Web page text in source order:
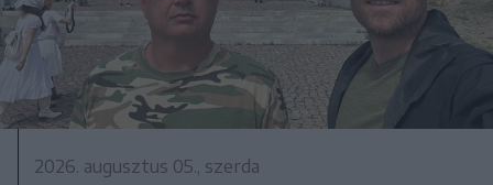
2026. augusztus 05., szerda